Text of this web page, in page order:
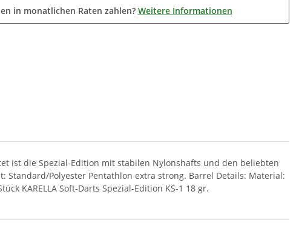
in monatlichen Raten zahlen? Weitere Informationen
ist die Spezial-Edition mit stabilen Nylonshafts und den beliebten
Standard/Polyester Pentathlon extra strong. Barrel Details: Material:
KARELLA Soft-Darts Spezial-Edition KS-1 18 gr.